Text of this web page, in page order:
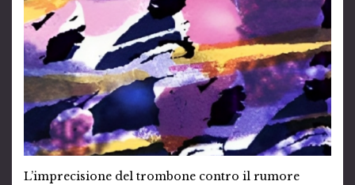
L’imprecisione del trombone contro il rumore